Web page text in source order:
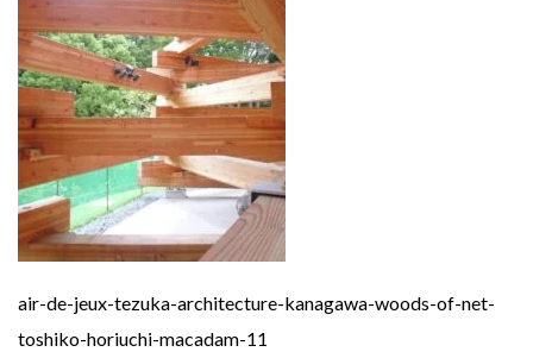
air-de-jeux-tezuka-architecture-kanagawa-woods-of-net-
toshiko-horiuchi-macadam-11